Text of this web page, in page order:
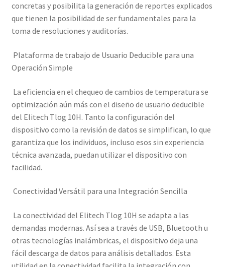
concretas y posibilita la generación de reportes explicados
que tienen la posibilidad de ser fundamentales para la
toma de resoluciones y auditorías.
Plataforma de trabajo de Usuario Deducible para una
Operación Simple
La eficiencia en el chequeo de cambios de temperatura se
optimización aún más con el diseño de usuario deducible
del Elitech Tlog 10H. Tanto la configuración del
dispositivo como la revisión de datos se simplifican, lo que
garantiza que los individuos, incluso esos sin experiencia
técnica avanzada, puedan utilizar el dispositivo con
facilidad.
Conectividad Versátil para una Integración Sencilla
La conectividad del Elitech Tlog 10H se adapta a las
demandas modernas. Así sea a través de USB, Bluetooth u
otras tecnologías inalámbricas, el dispositivo deja una
fácil descarga de datos para análisis detallados. Esta